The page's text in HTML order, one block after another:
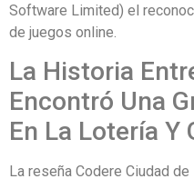
Software Limited) el
de juegos online.
La Historia
Encontró Una
En La Lotería Y
La reseña Codere Ciudad